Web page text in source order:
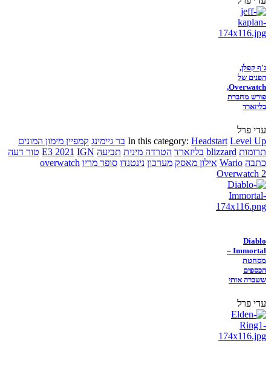
ג'ף קפלן,
הפנים של
Overwatch,
פורש מחברת
בליזארד
עדי פרל
In this category: Headstart Level Up בר גיימינג קמפיין מימון המונים
תרומות blizzard בליזארד הטרדה מינית תביעה E3 2021 IGN
טור דעה
כתבה Wario אילון מאסק מערכון נינטנדו סופר מריו overwatch
Overwatch 2
Diablo
Immortal –
מסחטת
הכספים
ששברה אותי
עדי פרל